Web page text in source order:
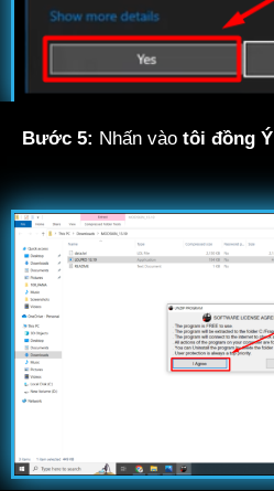
Bước 5: Nhấn vào tôi đồng Ý